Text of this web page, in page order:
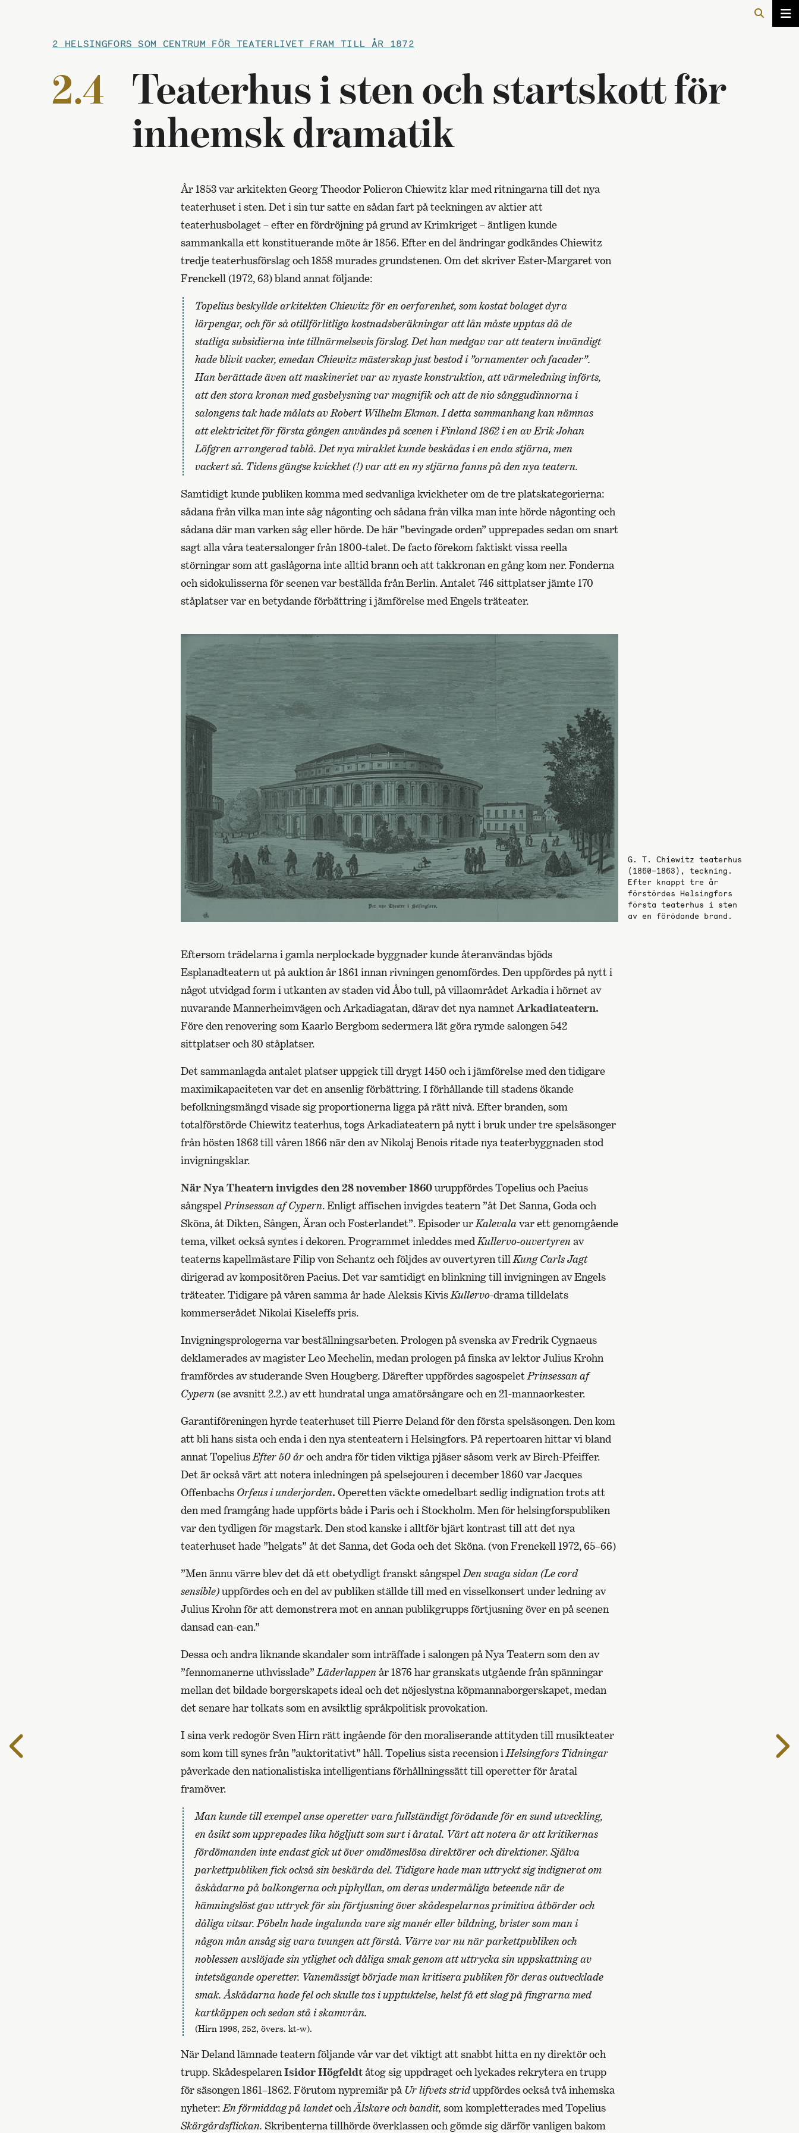
2 HELSINGFORS SOM CENTRUM FÖR TEATERLIVET FRAM TILL ÅR 1872
2.4
Teaterhus i sten och startskott för
inhemsk dramatik
År 1853 var arkitekten Georg Theodor Policron Chiewitz klar med ritningarna till det nya
teaterhuset i sten. Det i sin tur satte en sådan fart på teckningen av aktier att
teaterhusbolaget – efter en fördröjning på grund av Krimkriget – äntligen kunde
sammankalla ett konstituerande möte år 1856. Efter en del ändringar godkändes Chiewitz
tredje teaterhusförslag och 1858 murades grundstenen. Om det skriver Ester-Margaret von
Frenckell (1972, 63) bland annat följande:
Topelius beskyllde arkitekten Chiewitz för en oerfarenhet, som kostat bolaget dyra
lärpengar, och för så otillförlitliga kostnadsberäkningar att lån måste upptas då de
statliga subsidierna inte tillnärmelsevis förslog. Det han medgav var att teatern invändigt
hade blivit vacker, emedan Chiewitz mästerskap just bestod i ”ornamenter och facader”.
Han berättade även att maskineriet var av nyaste konstruktion, att värmeledning införts,
att den stora kronan med gasbelysning var magnifik och att de nio sånggudinnorna i
salongens tak hade målats av Robert Wilhelm Ekman. I detta sammanhang kan nämnas
att elektricitet för första gången användes på scenen i Finland 1862 i en av Erik Johan
Löfgren arrangerad tablå. Det nya miraklet kunde beskådas ien enda stjärna, men
vackert så. Tidens gängse kvickhet (!) var att en ny stjärna fanns på den nya teatern.
Samtidigt kunde publiken komma med sedvanliga kvickheter om de tre platskategorierna:
sådana från vilka man inte såg någonting och sådana från vilka man inte hörde någonting och
sådana där man varken såg eller hörde. De här ”bevingade orden” upprepades sedan om snart
sagt alla våra teatersalonger från 1800-talet. De facto förekom faktiskt vissa reella
störningar som att gaslågorna inte alltid brann och att takkronan en gång kom ner. Fonderna
och sidokulisserna för scenen var beställda från Berlin. Antalet 746 sittplatser jämte 170
ståplatser var en betydande förbättring i jämförelse med Engels träteater.
G. T. Chiewitz teaterhus
(1860–1863), teckning.
Efter knappt tre år
förstördes Helsingfors
första teaterhus i sten
av en förödande brand.
Eftersom trädelarna i gamla nerplockade byggnader kunde återanvändas bjöds
Esplanadteatern ut på auktion år 1861 innan rivningen genomfördes. Den uppfördes på nytt i
något utvidgad form i utkanten av staden vid Åbo tull, på villaområdet Arkadia i hörnet av
nuvarande Mannerheimvägen och Arkadiagatan, därav det nya namnetArkadiateatern.
Före den renovering som Kaarlo Bergbom sedermera lät göra rymde salongen 542
sittplatser och 30 ståplatser.
Det sammanlagda antalet platser uppgick till drygt 1450 och i jämförelse med den tidigare
maximikapaciteten var det en ansenlig förbättring. I förhållande till stadens ökande
befolkningsmängd visade sig proportionerna ligga på rätt nivå. Efter branden, som
totalförstörde Chiewitz teaterhus, togs Arkadiateatern på nytt i bruk under tre spelsäsonger
från hösten 1863 till våren 1866 när den av Nikolaj Benois ritade nya teaterbyggnaden stod
invigningsklar.
När Nya Theatern invigdes den 28 november 1860uruppfördes Topelius och Pacius
sångspel Prinsessan af Cypern. Enligt affischen invigdes teatern ”åt Det Sanna, Goda och
Sköna, åt Dikten, Sången, Äran och Fosterlandet”. Episoder ur Kalevalavar ett genomgående
tema, vilket också syntes i dekoren. Programmet inleddes med Kullervo-ouvertyrenav
teaterns kapellmästare Filip von Schantz och följdes av ouvertyren till Kung Carls Jagt
dirigerad av kompositören Pacius. Det var samtidigt en blinkning till invigningen av Engels
träteater. Tidigare på våren samma år hade Aleksis Kivis Kullervo-drama tilldelats
kommerserådet Nikolai Kiseleffs pris.
Invigningsprologerna var beställningsarbeten. Prologen på svenska av Fredrik Cygnaeus
deklamerades av magister Leo Mechelin, medan prologen på finska av lektor Julius Krohn
framfördes av studerande Sven Hougberg. Därefter uppfördes sagospelet Prinsessan af
Cypern (se avsnitt 2.2.) av ett hundratal unga amatörsångare och en 21-mannaorkester.
Garantiföreningen hyrde teaterhuset till Pierre Deland för den första spelsäsongen. Den kom
att bli hans sista och enda i den nya stenteatern i Helsingfors. På repertoaren hittar vi bland
annat Topelius Efter 50 åroch andra för tiden viktiga pjäser såsom verk av Birch-Pfeiffer.
Det är också värt att notera inledningen på spelsejouren i december 1860 var Jacques
Offenbachs Orfeus i underjorden. Operetten väckte omedelbart sedlig indignation trots att
den med framgång hade uppförts både i Paris och i Stockholm. Men för helsingforspubliken
var den tydligen för magstark. Den stod kanske i alltför bjärt kontrast till att det nya
teaterhuset hade ”helgats” åt det Sanna, det Goda och det Sköna. (von Frenckell 1972, 65–66)
”Men ännu värre blev det då ett obetydligt franskt sångspel Den svaga sidan (Le cord
sensible)uppfördes och en del av publiken ställde till med en visselkonsert under ledning av
Julius Krohn för att demonstrera mot en annan publikgrupps förtjusning över en på scenen
dansad can-can.”
Dessa och andra liknande skandaler som inträffade i salongen på Nya Teatern som den av
”fennomanerne uthvisslade” Läderlappenår 1876 har granskats utgående från spänningar
mellan det bildade borgerskapets ideal och det nöjeslystna köpmannaborgerskapet, medan
det senare har tolkats som en avsiktlig språkpolitisk provokation.
I sina verk redogör Sven Hirn rätt ingående för den moraliserande attityden till musikteater
som kom till synes från ”auktoritativt” håll. Topelius sista recension i Helsingfors Tidningar
påverkade den nationalistiska intelligentians förhållningssätt till operetter för åratal
framöver.
Man kunde till exempel anse operetter vara fullständigt förödande för en sund utveckling,
en åsikt som upprepades lika högljutt som surt i åratal. Värt att notera är att kritikernas
fördömanden inte endast gick ut över omdömeslösa direktörer och direktioner. Själva
parkettpubliken fick också sin beskärda del. Tidigare hade man uttryckt sig indignerat om
åskådarna på balkongerna och piphyllan, om deras undermåliga beteende när de
hämningslöst gav uttryck för sin förtjusning över skådespelarnas primitiva åtbörder och
dåliga vitsar. Pöbeln hade ingalunda vare sig manér eller bildning, brister som man i
någon mån ansåg sig vara tvungen att förstå. Värre var nu när parkettpubliken och
noblessen avslöjade sin ytlighet och dåliga smak genom att uttrycka sin uppskattning av
intetsägande operetter. Vanemässigt började man kritisera publiken för deras outvecklade
smak. Åskådarna hade fel och skulle tas i upptuktelse, helst få ett slag på fingrarna med
kartkäppen och sedan stå i skamvrån.
(Hirn 1998, 252, övers. kt-w).
När Deland lämnade teatern följande vår var det viktigt att snabbt hitta en ny direktör och
trupp. Skådespelaren Isidor Högfeldtåtog sig uppdraget och lyckades rekrytera en trupp
för säsongen 1861–1862. Förutom nypremiär på Ur lifvets striduppfördes också två inhemska
nyheter: En förmiddag på landetoch Älskare och bandit, som kompletterades med Topelius
Skärgårdsflickan. Skribenterna tillhörde överklassen och gömde sig därför vanligen bakom